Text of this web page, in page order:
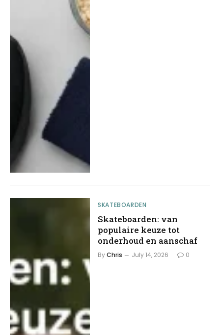
SKATEBOARDEN
Skateboarden: van
populaire keuze tot
onderhoud en aanschaf
ByChris July 14, 2026 0